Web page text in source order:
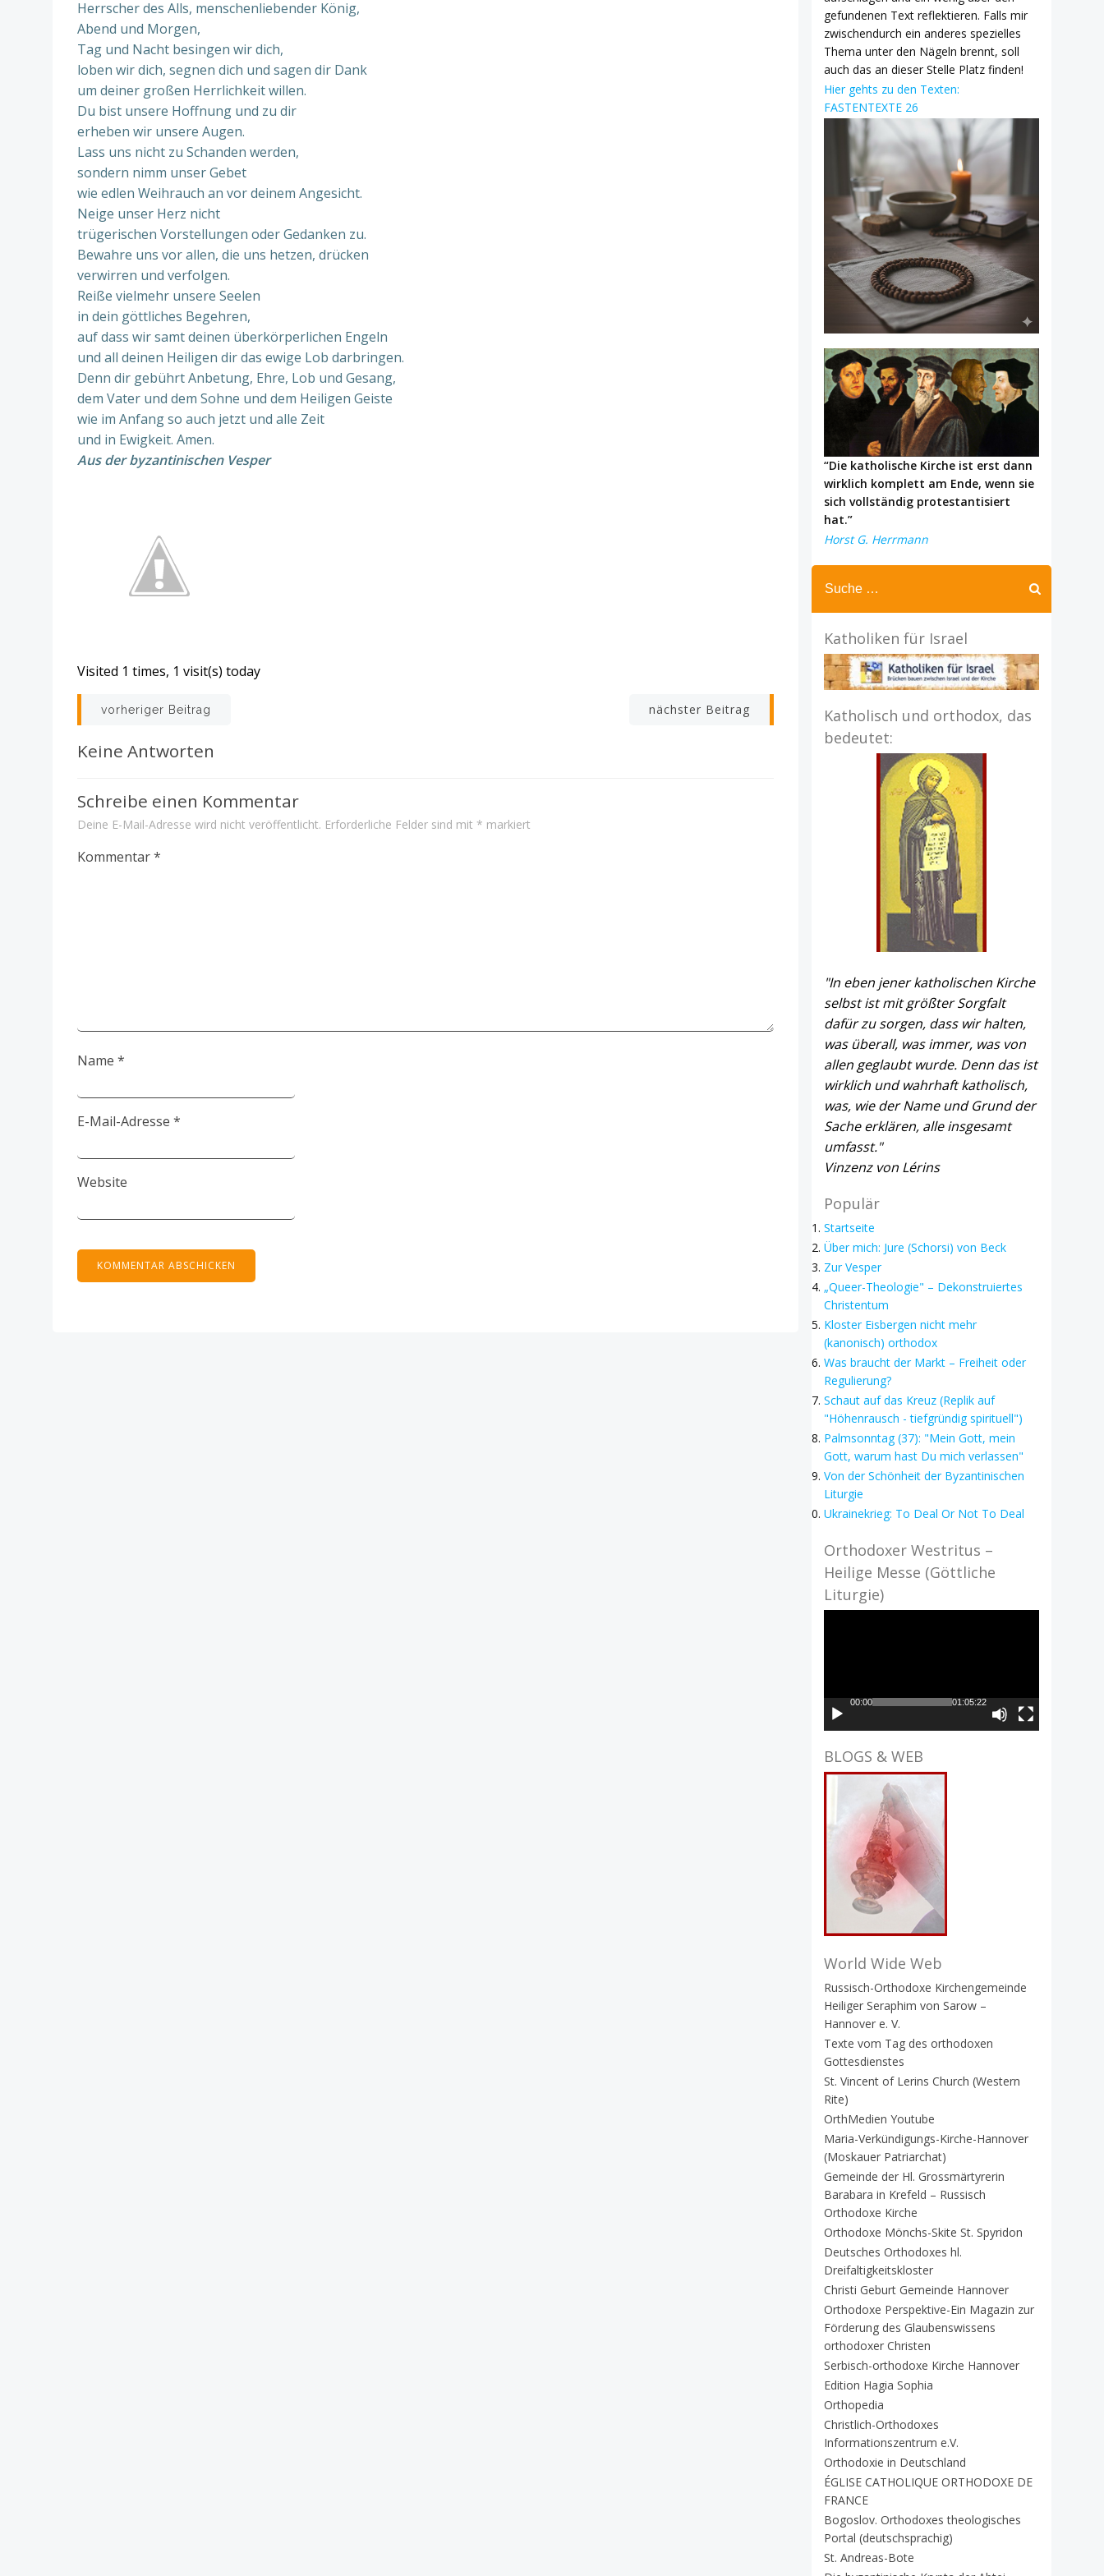
Herrscher des Alls, menschenliebender König,
Abend und Morgen,
Tag und Nacht besingen wir dich,
loben wir dich, segnen dich und sagen dir Dank
um deiner großen Herrlichkeit willen.
Du bist unsere Hoffnung und zu dir
erheben wir unsere Augen.
Lass uns nicht zu Schanden werden,
sondern nimm unser Gebet
wie edlen Weihrauch an vor deinem Angesicht.
Neige unser Herz nicht
trügerischen Vorstellungen oder Gedanken zu.
Bewahre uns vor allen, die uns hetzen, drücken
verwirren und verfolgen.
Reiße vielmehr unsere Seelen
in dein göttliches Begehren,
auf dass wir samt deinen überkörperlichen Engeln
und all deinen Heiligen dir das ewige Lob darbringen.
Denn dir gebührt Anbetung, Ehre, Lob und Gesang,
dem Vater und dem Sohne und dem Heiligen Geiste
wie im Anfang so auch jetzt und alle Zeit
und in Ewigkeit. Amen.
Aus der byzantinischen Vesper
Visited 1 times, 1 visit(s) today
Beitrags-
Navigation
vorheriger Beitrag nächster Beitrag
Keine Antworten
Schreibe einen Kommentar
Deine E-Mail-Adresse wird nicht veröffentlicht. Erforderliche Felder sind mit * markiert
Kommentar*
Name *
E-Mail-Adresse *
Website
gefundenen Text reflektieren. Falls mir
zwischendurch ein anderes spezielles
Thema unter den Nägeln brennt, soll
auch das an dieser Stelle Platz finden!
Hier gehts zu den Texten:
FASTENTEXTE 26
“Die katholische Kirche ist erst dann
wirklich komplett am Ende, wenn sie
sich vollständig protestantisiert
hat.”
Horst G. Herrmann
Katholiken für Israel
Katholisch und orthodox, das
bedeutet:
"In eben jener katholischen Kirche
selbst ist mit größter Sorgfalt
dafür zu sorgen, dass wir halten,
was überall, was immer, was von
allen geglaubt wurde. Denn das ist
wirklich und wahrhaft katholisch,
was, wie der Name und Grund der
Sache erklären, alle insgesamt
umfasst."
Vinzenz von Lérins
Populär
Startseite
Über mich: Jure (Schorsi) von Beck
Zur Vesper
„Queer-Theologie" – Dekonstruiertes
Christentum
Kloster Eisbergen nicht mehr
(kanonisch) orthodox
Was braucht der Markt – Freiheit oder
Regulierung?
Schaut auf das Kreuz (Replik auf
"Höhenrausch - tiefgründig spirituell")
Palmsonntag (37): "Mein Gott, mein
Gott, warum hast Du mich verlassen"
Von der Schönheit der Byzantinischen
Liturgie
Ukrainekrieg: To Deal Or Not To Deal
Orthodoxer Westritus –
Heilige Messe (Göttliche
Liturgie)
00:00 01:05:22
BLOGS & WEB
World Wide Web
Russisch-Orthodoxe Kirchengemeinde
Heiliger Seraphim von Sarow –
Hannover e. V.
Texte vom Tag des orthodoxen
Gottesdienstes
St. Vincent of Lerins Church (Western
Rite)
OrthMedien Youtube
Maria-Verkündigungs-Kirche-Hannover
(Moskauer Patriarchat)
Gemeinde der Hl. Grossmärtyrerin
Barabara in Krefeld – Russisch
Orthodoxe Kirche
Orthodoxe Mönchs-Skite St. Spyridon
Deutsches Orthodoxes hl.
Dreifaltigkeitskloster
Christi Geburt Gemeinde Hannover
Orthodoxe Perspektive-Ein Magazin zur
Förderung des Glaubenswissens
orthodoxer Christen
Serbisch-orthodoxe Kirche Hannover
Edition Hagia Sophia
Orthopedia
Christlich-Orthodoxes
Informationszentrum e.V.
Orthodoxie in Deutschland
ÉGLISE CATHOLIQUE ORTHODOXE DE
FRANCE
Bogoslov. Orthodoxes theologisches
Portal (deutschsprachig)
St. Andreas-Bote